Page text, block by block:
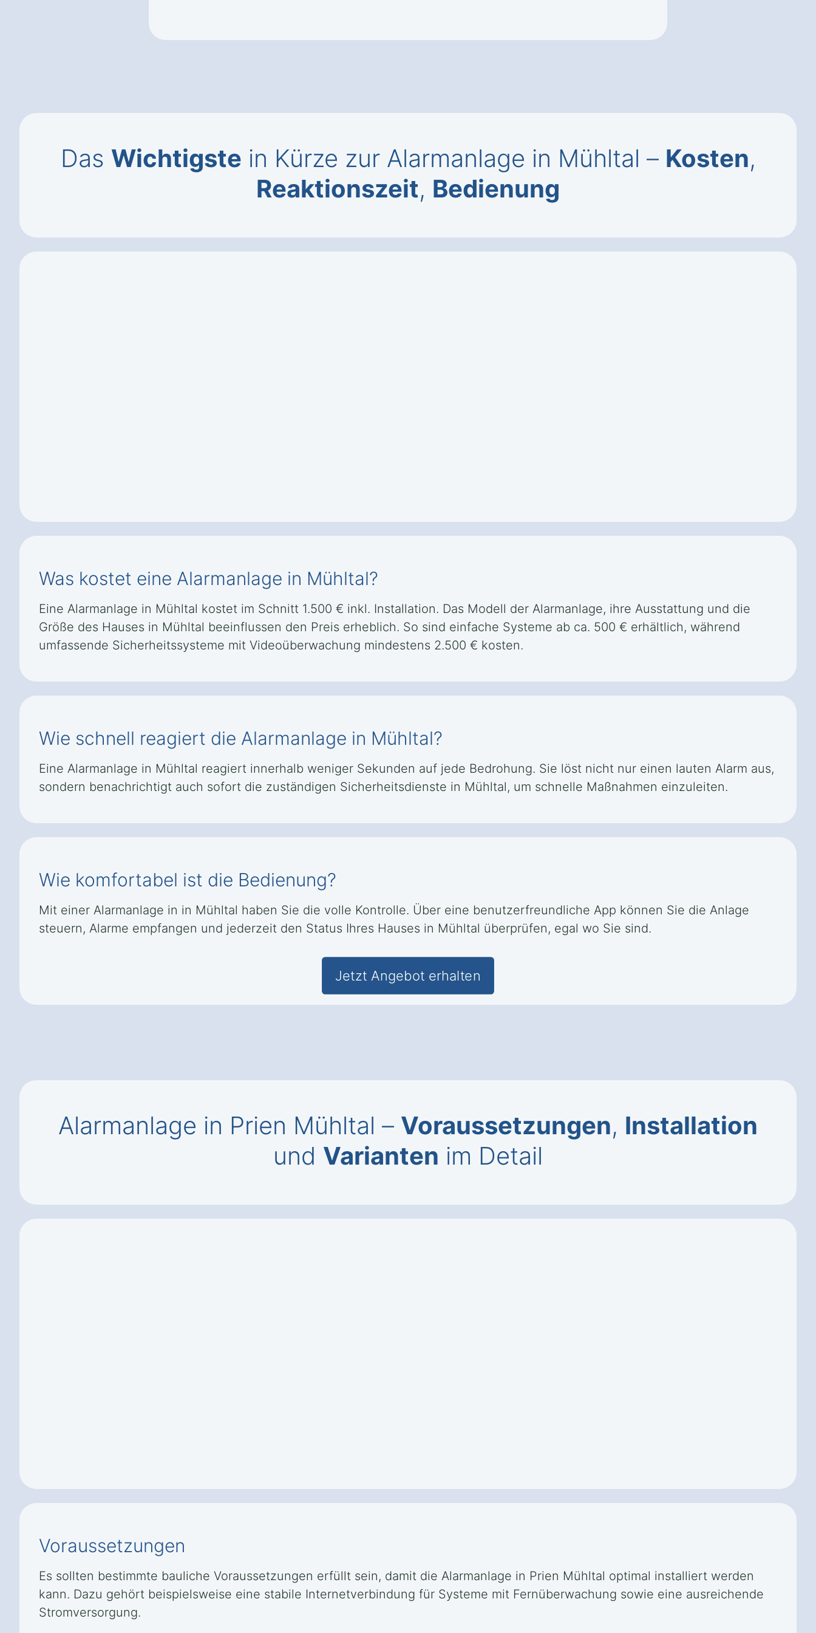
Das Wichtigste in Kürze zur Alarmanlage in Mühltal – Kosten,
Reaktionszeit, Bedienung
Was kostet eine Alarmanlage in Mühltal?
Eine Alarmanlage in Mühltal kostet im Schnitt 1.500 € inkl. Installation. Das Modell der Alarmanlage, ihre Ausstattung und die
Größe des Hauses in Mühltal beeinflussen den Preis erheblich. So sind einfache Systeme ab ca. 500 € erhältlich, während
umfassende Sicherheitssysteme mit Videoüberwachung mindestens 2.500 € kosten.
Wie schnell reagiert die Alarmanlage in Mühltal?
Eine Alarmanlage in Mühltal reagiert innerhalb weniger Sekunden auf jede Bedrohung. Sie löst nicht nur einen lauten Alarm aus,
sondern benachrichtigt auch sofort die zuständigen Sicherheitsdienste in Mühltal, um schnelle Maßnahmen einzuleiten.
Wie komfortabel ist die Bedienung?
Mit einer Alarmanlage in in Mühltal haben Sie die volle Kontrolle. Über eine benutzerfreundliche App können Sie die Anlage
steuern, Alarme empfangen und jederzeit den Status Ihres Hauses in Mühltal überprüfen, egal wo Sie sind.
Jetzt Angebot erhalten
Alarmanlage in Prien Mühltal – Voraussetzungen, Installation
und Varianten im Detail
Voraussetzungen
Es sollten bestimmte bauliche Voraussetzungen erfüllt sein, damit die Alarmanlage in Prien Mühltal optimal installiert werden
kann. Dazu gehört beispielsweise eine stabile Internetverbindung für Systeme mit Fernüberwachung sowie eine ausreichende
Stromversorgung.